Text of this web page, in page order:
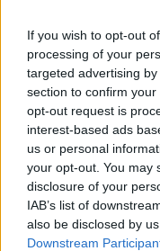
If you wish to opt-out
processing of your
targeted advertising
section to confirm
opt-out request is
interest-based ads
us or personal
your opt-out. You may
disclosure of your
IAB’s list of
also be disclosed by
Downstream
προέδρου
μοίρας», οι 61
«ενώ ο λαός
τις
να εκπληρώσει
μέσα, σε κάθε
χώρα μας, ο
Ερντογάν